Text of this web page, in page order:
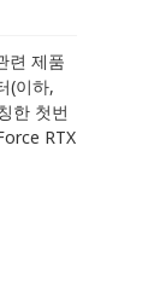
련 제품
(이하,
한 첫번
RTX